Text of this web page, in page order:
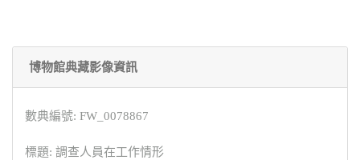
博物館典藏影像資訊
數典編號: FW_0078867
標題: 調查人員在工作情形